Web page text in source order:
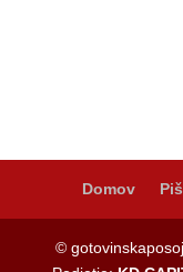
Domov
©